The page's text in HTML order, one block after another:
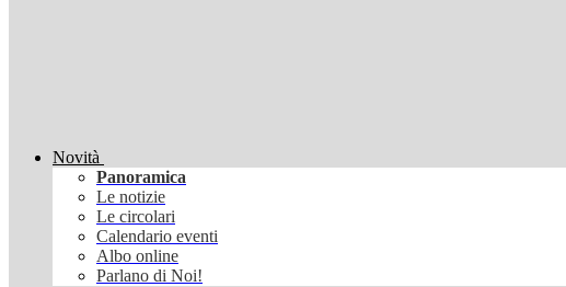
Novità
Panoramica
Le notizie
Le circolari
Calendario eventi
Albo online
Parlano di Noi!